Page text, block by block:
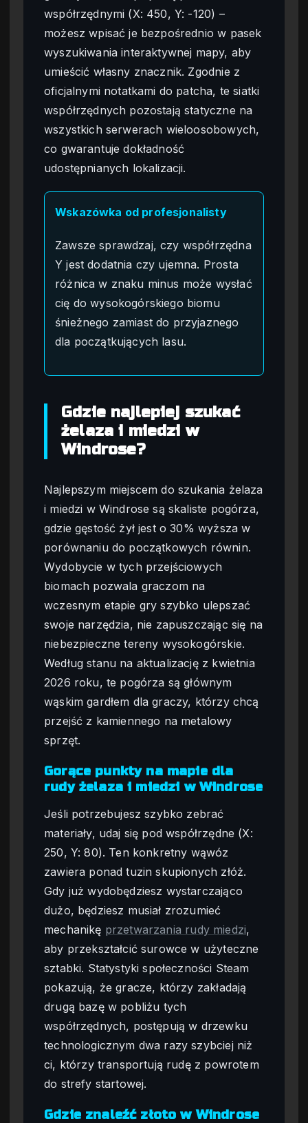
współrzędnymi (X: 450, Y: -120) –
możesz wpisać je bezpośrednio w pasek
wyszukiwania interaktywnej mapy, aby
umieścić własny znacznik. Zgodnie z
oficjalnymi notatkami do patcha, te siatki
współrzędnych pozostają statyczne na
wszystkich serwerach wieloosobowych,
co gwarantuje dokładność
udostępnianych lokalizacji.
Wskazówka od profesjonalisty
Zawsze sprawdzaj, czy współrzędna
Y jest dodatnia czy ujemna. Prosta
różnica w znaku minus może wysłać
cię do wysokogórskiego biomu
śnieżnego zamiast do przyjaznego
dla początkujących lasu.
Gdzie najlepiej szukać
żelaza i miedzi w
Windrose?
Najlepszym miejscem do szukania żelaza
i miedzi w Windrose są skaliste pogórza,
gdzie gęstość żył jest o 30% wyższa w
porównaniu do początkowych równin.
Wydobycie w tych przejściowych
biomach pozwala graczom na
wczesnym etapie gry szybko ulepszać
swoje narzędzia, nie zapuszczając się na
niebezpieczne tereny wysokogórskie.
Według stanu na aktualizację z kwietnia
2026 roku, te pogórza są głównym
wąskim gardłem dla graczy, którzy chcą
przejść z kamiennego na metalowy
sprzęt.
Gorące punkty na mapie dla
rudy żelaza i miedzi w Windrose
Jeśli potrzebujesz szybko zebrać
materiały, udaj się pod współrzędne (X:
250, Y: 80). Ten konkretny wąwóz
zawiera ponad tuzin skupionych złóż.
Gdy już wydobędziesz wystarczająco
dużo, będziesz musiał zrozumieć
mechanikę przetwarzania rudy miedzi,
aby przekształcić surowce w użyteczne
sztabki. Statystyki społeczności Steam
pokazują, że gracze, którzy zakładają
drugą bazę w pobliżu tych
współrzędnych, postępują w drzewku
technologicznym dwa razy szybciej niż
ci, którzy transportują rudę z powrotem
do strefy startowej.
Gdzie znaleźć złoto w Windrose